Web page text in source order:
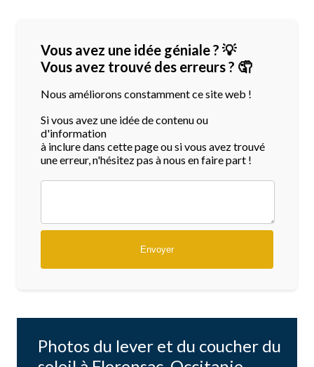
Vous avez une idée géniale ? 💡
Vous avez trouvé des erreurs ? 🤦
Nous améliorons constamment ce site web !
Si vous avez une idée de contenu ou
d'information
à inclure dans cette page ou si vous avez trouvé
une erreur, n'hésitez pas à nous en faire part !
Photos du lever et du coucher du